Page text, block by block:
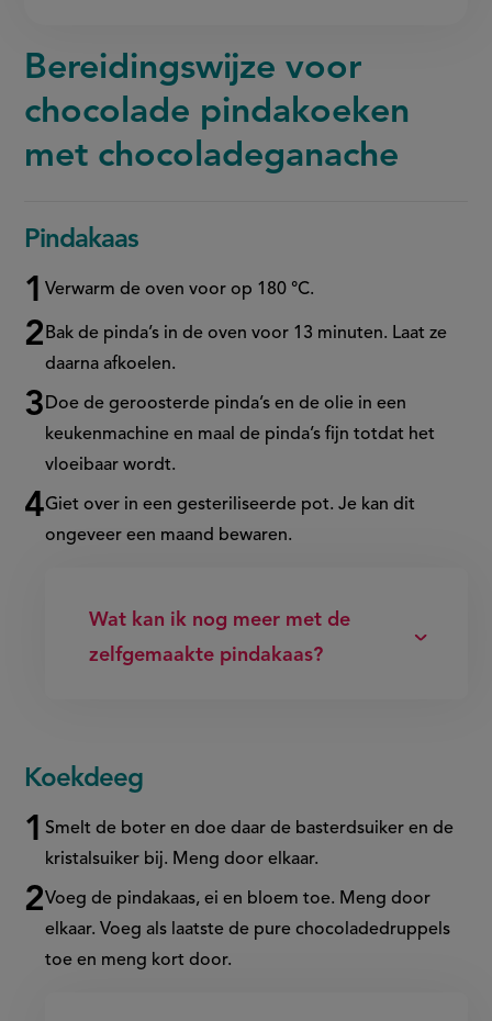
Bereidingswijze voor
chocolade pindakoeken
met chocoladeganache
Pindakaas
Verwarm de oven voor op 180 °C.
Bak de pinda’s in de oven voor 13 minuten. Laat ze
daarna afkoelen.
Doe de geroosterde pinda’s en de olie in een
keukenmachine en maal de pinda’s fijntotdat het
vloeibaar wordt.
Giet over in een gesteriliseerde pot. Je kan dit
ongeveer een maand bewaren.
Wat kan ik nog meer met de
zelfgemaakte pindakaas?
Koekdeeg
Smelt de boter en doe daar de basterdsuiker en de
kristalsuiker bij. Meng door elkaar.
Voeg de pindakaas, ei en bloem toe. Meng door
elkaar. Voeg als laatste de pure chocoladedruppels
toe en meng kort door.